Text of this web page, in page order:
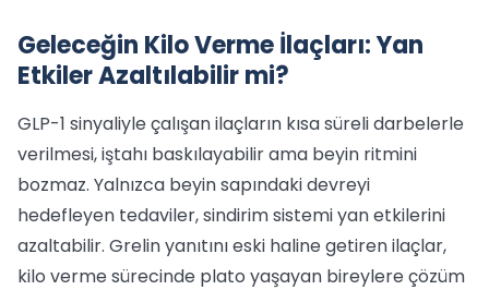
Geleceğin Kilo Verme İlaçları: Yan
Etkiler Azaltılabilir mi?
GLP-1 sinyaliyle çalışan ilaçların kısa süreli darbelerle
verilmesi, iştahı baskılayabilir ama beyin ritmini
bozmaz. Yalnızca beyin sapındaki devreyi
hedefleyen tedaviler, sindirim sistemi yan etkilerini
azaltabilir. Grelin yanıtını eski haline getiren ilaçlar,
kilo verme sürecinde plato yaşayan bireylere çözüm